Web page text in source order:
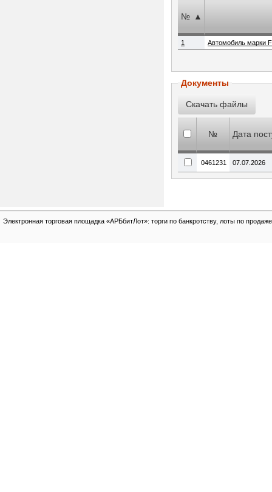
№ ▲
1 Автомобиль марки
Документы
№ Дата
0461231 07.07.2026
Электронная торговая площадка «АРБбитЛот»: торги по банкротству, лоты по